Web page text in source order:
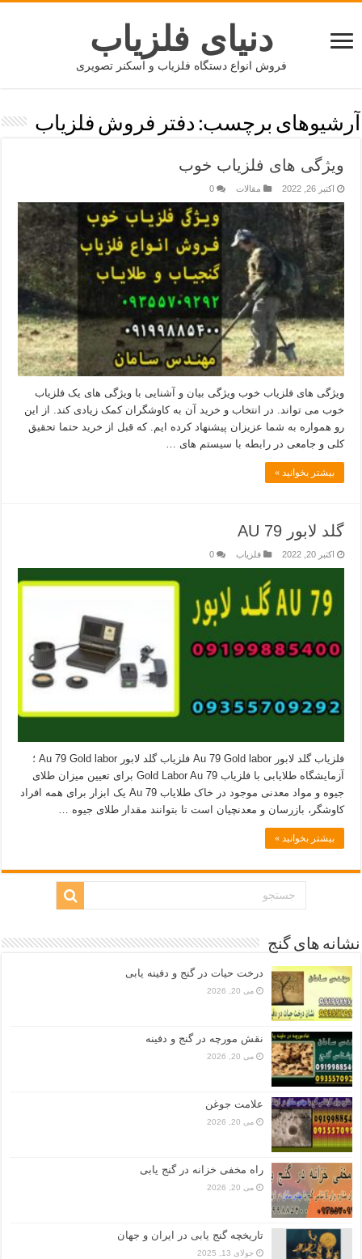
دنیای فلزیاب
فروش انواع دستگاه فلزیاب و اسکنر تصویری
آرشیوهای برچسب: دفتر فروش فلزیاب
ویژگی های فلزیاب خوب
اکتبر 26, 2022 مقالات 0
ویژگی های فلزیاب خوب ویژگی بیان و آشنایی با ویژگی های یک فلزیاب
خوب می تواند. در انتخاب و خرید آن به کاوشگران کمک زیادی کند. از این
رو همواره به شما عزیزان پیشنهاد کرده ایم. که قبل از خرید حتما تحقیق
کلی و جامعی در رابطه با سیستم های …
بیشتر بخوانید »
گلد لابور AU 79
اکتبر 20, 2022 فلزیاب 0
فلزیاب گلد لابور Au 79 Gold labor فلزیاب گلد لابور Au 79 Gold labor ؛
آزمایشگاه طلایابی با فلزیاب Gold Labor Au 79 برای تعیین میزان طلای
جیوه و مواد معدنی موجود در خاک طلایاب Au 79 یک ابزار برای همه افراد
کاوشگر، بازرسان و معدنچیان است تا بتوانند مقدار طلای جیوه …
بیشتر بخوانید »
نشانه های گنج
درخت حیات در گنج و دفینه یابی
می 20, 2026
نقش مورچه در گنج و دفینه
می 20, 2026
علامت جوغن
می 20, 2026
راه مخفی خزانه در گنج یابی
می 20, 2026
تاریخچه گنج‌ یابی در ایران و جهان
جولای 13, 2025